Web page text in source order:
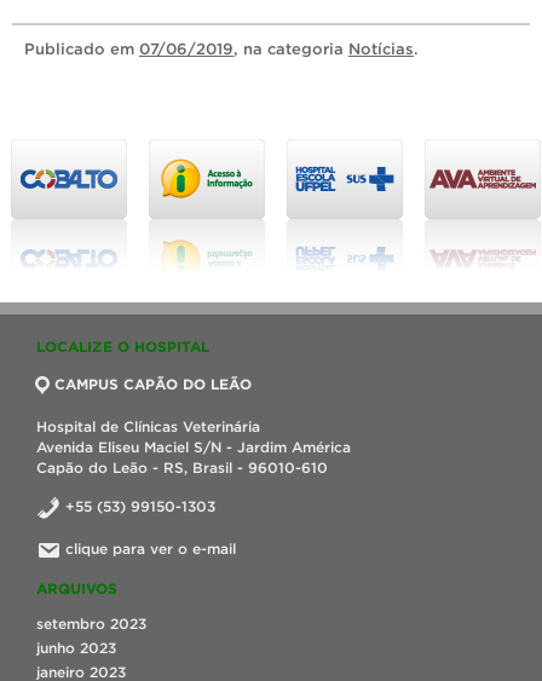
Publicado em 07/06/2019, na categoria Notícias.
LOCALIZE O HOSPITAL
CAMPUS CAPÃO DO LEÃO
Hospital de Clínicas Veterinária
Avenida Eliseu Maciel S/N - Jardim América
Capão do Leão - RS, Brasil - 96010-610
+55 (53) 99150-1303
clique para ver o e-mail
ARQUIVOS
setembro 2023
junho 2023
janeiro 2023